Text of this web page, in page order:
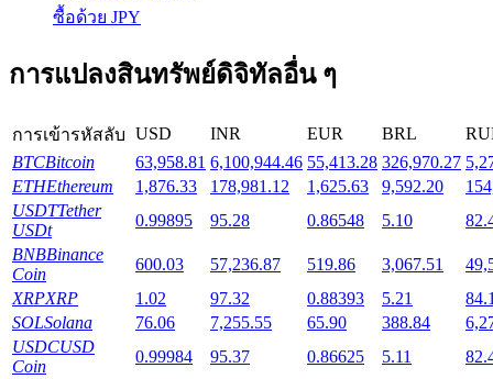
การลงทุนพิเศษสำหรับผู้ถือ BTR
ซื้อด้วย JPY
การแปลงสินทรัพย์ดิจิทัลอื่น ๆ
การเข้ารหัสลับ USD INR EUR BRL
BTCBitcoin 63,958.81 6,100,944.46 55,413.28 326,970.27
ETHEthereum 1,876.33 178,981.12 1,625.63 9,592.20
USDTTether
USDt
0.99895 95.28 0.86548 5.10
BNBBinance
Coin
600.03 57,236.87 519.86 3,067.51
XRPXRP 1.02 97.32 0.88393 5.21
SOLSolana 76.06 7,255.55 65.90 388.84
USDCUSD
Coin
0.99984 95.37 0.86625 5.11